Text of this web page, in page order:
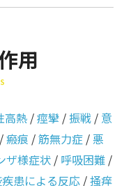
用
高熱 /痙攣 /振戦 / 意
/瘢痕 /筋無力症 /悪
ザ様症状 / 呼吸困難 /
患による反応 /掻痒